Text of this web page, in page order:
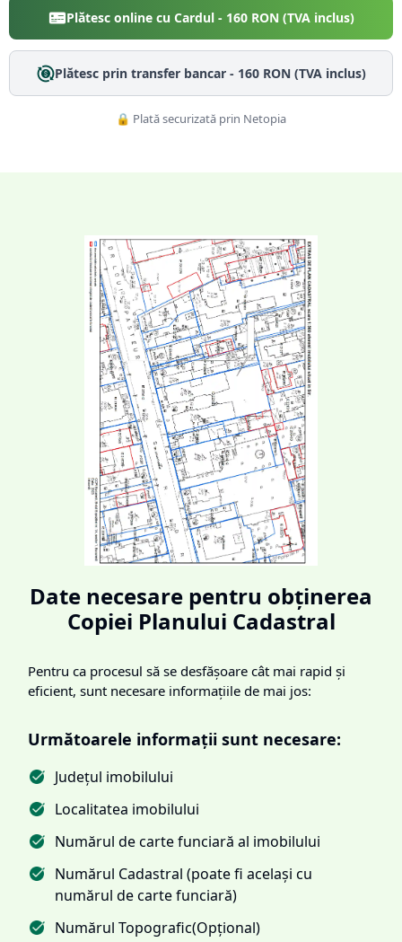
Plătesc online cu Cardul - 160RON (TVA inclus)
Plătesc prin transfer bancar - 160RON (TVA inclus)
🔒 Plată securizată prin Netopia
Date necesare pentru obținerea
Copiei Planului Cadastral
Pentru ca procesul să se desfășoare cât mai rapid și
eficient, sunt necesare informațiile de mai jos:
Următoarele informații sunt necesare:
Județul imobilului
Localitatea imobilului
Numărul de carte funciară al imobilului
Numărul Cadastral (poate fi același cu
numărul de carte funciară)
Numărul Topografic(Opțional)